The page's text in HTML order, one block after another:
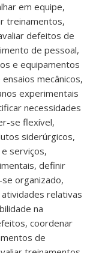
em equipe,
treinamentos,
defeitos de
de pessoal,
e equipamentos
mecânicos,
experimentais
necessidades
se flexível,
siderúrgicos,
serviços,
definir
organizado,
relativas
na
coordenar
de